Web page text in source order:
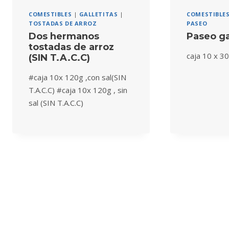
COMESTIBLES | GALLETITAS |
TOSTADAS DE ARROZ
Dos hermanos
tostadas de arroz
(SIN T.A.C.C)
#caja 10x 120g ,con sal(SIN
T.A.C.C) #caja 10x 120g , sin
sal (SIN T.A.C.C)
COMESTIBLES
PASEO
Paseo
caja 10 x